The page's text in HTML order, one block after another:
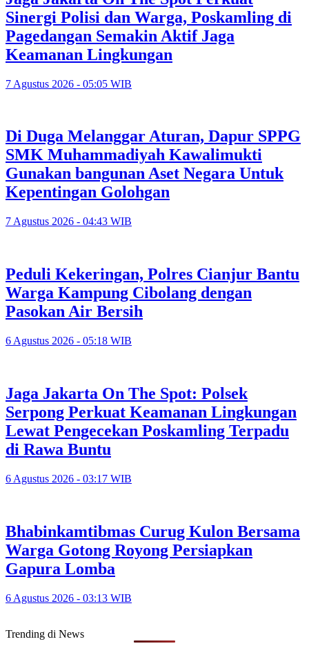
Sinergi Polisi dan Warga, Poskamling di
Pagedangan Semakin Aktif Jaga
Keamanan Lingkungan
7 Agustus 2026 - 05:05 WIB
Di Duga Melanggar Aturan, Dapur SPPG
SMK Muhammadiyah Kawalimukti
Gunakan bangunan Aset Negara Untuk
Kepentingan Golohgan
7 Agustus 2026 - 04:43 WIB
Peduli Kekeringan, Polres Cianjur Bantu
Warga Kampung Cibolang dengan
Pasokan Air Bersih
6 Agustus 2026 - 05:18 WIB
Jaga Jakarta On The Spot: Polsek
Serpong Perkuat Keamanan Lingkungan
Lewat Pengecekan Poskamling Terpadu
di Rawa Buntu
6 Agustus 2026 - 03:17 WIB
Bhabinkamtibmas Curug Kulon Bersama
Warga Gotong Royong Persiapkan
Gapura Lomba
6 Agustus 2026 - 03:13 WIB
Trending di News